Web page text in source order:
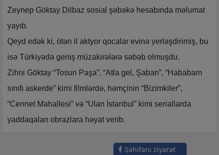
Zeynep Göktay Dilbaz sosial şəbəkə hesabında məlumat
yayıb.
Qeyd edək ki, ötən il aktyor qocalar evinə yerləşdirimiş, bu
isə Türkiyədə geniş müzakirələrə səbəb olmuşdu.
Zihni Göktay “Tosun Paşa”, “Atla gel, Şaban”, “Hababam
sınıfı askerde” kimi filmlərdə, həmçinin “Bizimkiler”,
“Cennet Mahallesi” və “Ulan İstanbul” kimi seriallarda
yaddaqalan obrazlara həyat verib.
Səhifəni ziyarət